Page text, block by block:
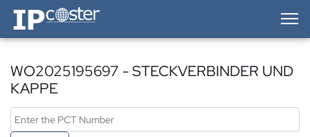
IP-Coster — Home
WO2025195697 - STECKVERBINDER UND
KAPPE